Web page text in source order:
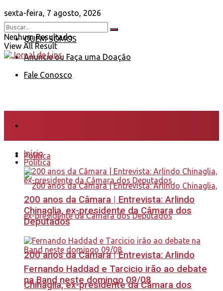
sexta-feira, 7 agosto, 2026
QUEM SOMOS
Anuncie ou Faça uma Doação
Fale Conosco
Nenhum Resultado
View All Result
Política
200 anos da Câmara | Entrevista: Arlindo
Chinaglia, ex-presidente da Câmara dos
Início
Política
200 anos da Câmara | Entrevista: Arlindo
Chinaglia, ex-presidente da Câmara dos
Deputados
Fernando Haddad e Tarcicio irão ao debate
na Band neste domingo 09/08